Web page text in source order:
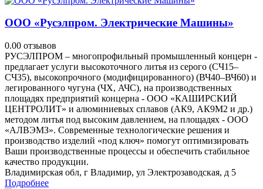
ООО «Русэлпром. Электрические Машины»
0.00 отзывов
РУСЭЛПРОМ – многопрофильный промышленный концерн -
предлагает услуги высокоточного литья из серого (СЧ15–
СЧ35), высокопрочного (модифицированного) (ВЧ40–ВЧ60) и
легированного чугуна (ЧХ, АЧС), на производственных
площадях предприятий концерна - ООО «КАШИРСКИЙ
ЦЕНТРОЛИТ» и алюминиевых сплавов (АК9, АК9М2 и др.)
методом литья под высоким давлением, на площадях - ООО
«АЛВЭМЗ». Современные технологические решения и
производство изделий «под ключ» помогут оптимизировать
Ваши производственные процессы и обеспечить стабильное
качество продукции.
Владимирская обл, г Владимир, ул Электрозаводская, д 5
Подробнее